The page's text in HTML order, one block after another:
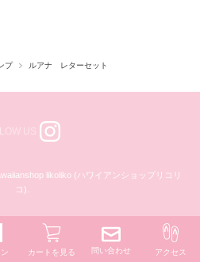
プ ルアナ レターセット
US
likoliko (ハワイアンショップリコリ
コ).
カートを見る 問い合わせ アクセス